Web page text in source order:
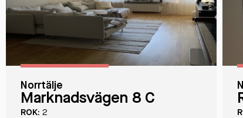
Norrtälje
Marknadsvägen 8 C
ROK: 2